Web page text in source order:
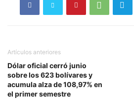
Artículos anteriores
Dólar oficial cerró junio
sobre los 623 bolívares y
acumula alza de 108,97% en
el primer semestre